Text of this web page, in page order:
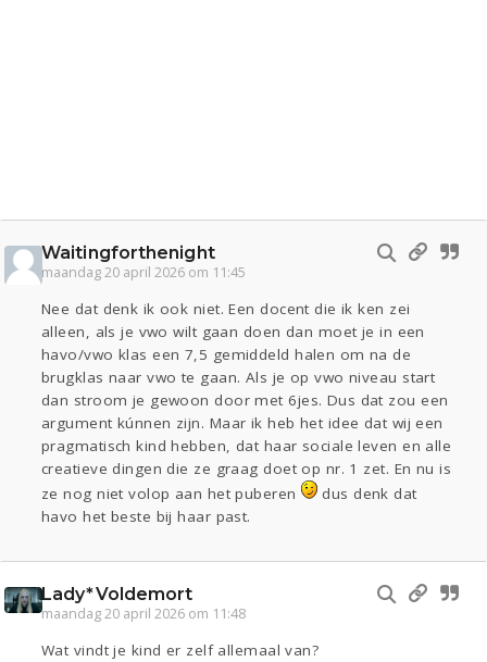
Waitingforthenight
maandag 20 april 2026 om 11:45
Nee dat denk ik ook niet. Een docent die ik ken zei
alleen, als je vwo wilt gaan doen dan moet je in een
havo/vwo klas een 7,5 gemiddeld halen om na de
brugklas naar vwo te gaan. Als je op vwo niveau start
dan stroom je gewoon door met 6jes. Dus dat zou een
argument kúnnen zijn. Maar ik heb het idee dat wij een
pragmatisch kind hebben, dat haar sociale leven en alle
creatieve dingen die ze graag doet op nr. 1 zet. En nu is
ze nog niet volop aan het puberen
dus denk dat
havo het beste bij haar past.
Lady*Voldemort
maandag 20 april 2026 om 11:48
Wat vindt je kind er zelf allemaal van?